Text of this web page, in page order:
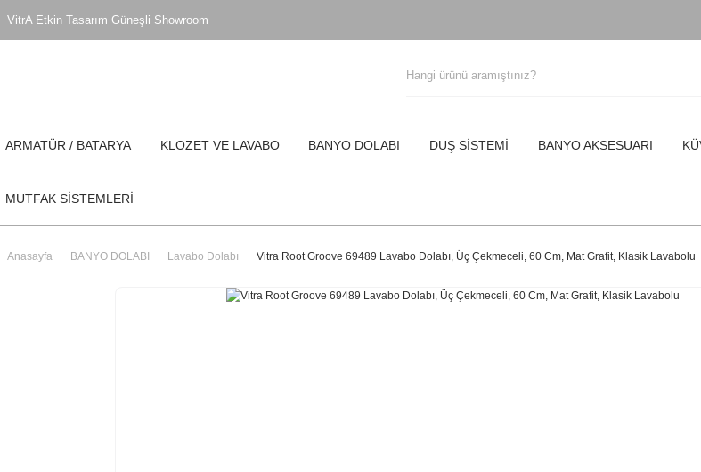
VitrA Etkin Tasarım Güneşli Showroom
ARMATÜR / BATARYA KLOZET VE LAVABO BANYO DOLABI DUŞ SİSTEMİ BANYO AKSESUARI
MUTFAK SİSTEMLERİ
Anasayfa BANYO DOLABI Lavabo Dolabı Vitra Root Groove 69489 Lavabo Dolabı, Üç Çekmeceli, 60 Cm, Mat Grafit, Klasik Lavabolu